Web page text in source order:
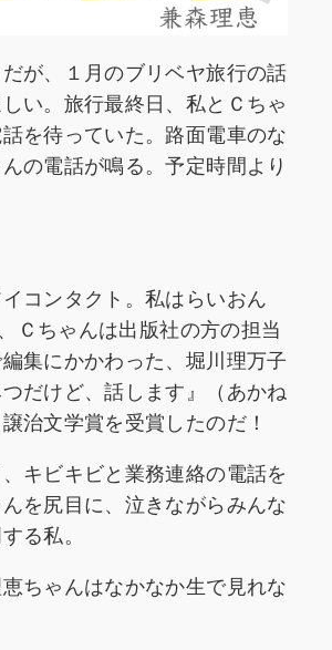
が、１月のブリベヤ旅行の話
い。旅行最終日、私とＣちゃ
を待っていた。路面電車のな
の電話が鳴る。予定時間より
コンタクト。私はらいおん
Ｃちゃんは出版社の方の担当
集にかかわった、堀川理万子
だけど、話します』（あかね
治文学賞を受賞したのだ！
キビキビと業務連絡の電話を
を尻目に、泣きながらみんな
る私。
恵ちゃんはなかなか生で見れな